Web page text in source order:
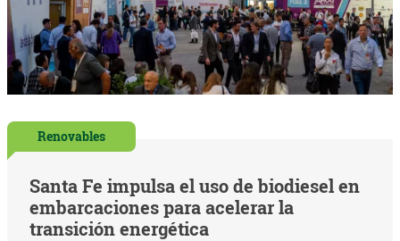
Renovables
Santa Fe impulsa el uso de biodiesel en
embarcaciones para acelerar la
transición energética